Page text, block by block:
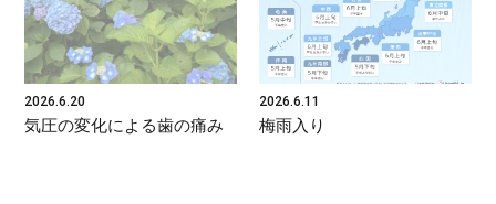
2026.6.20
気圧の変化による歯の痛み
2026.6.11
梅雨入り